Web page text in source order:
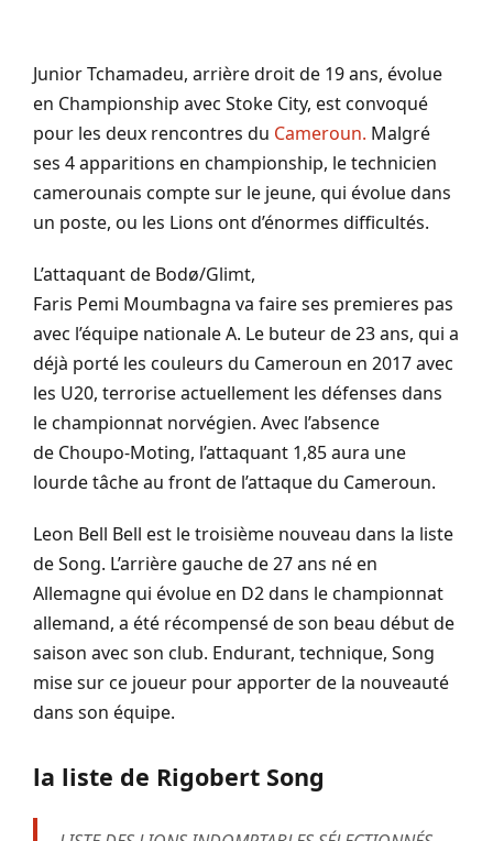
JuniorTchamadeu, arrière droit de 19 ans, évolue
en Championship avec Stoke City, est convoqué
pour les deux rencontres du Cameroun. Malgré
ses 4 apparitions en championship, le technicien
camerounais compte sur le jeune, qui évolue dans
un poste, ou les Lions ont d’énormes difficultés.
L’attaquant de Bodø/Glimt,
Faris Pemi Moumbagna va faire ses premieres pas
avec l’équipe nationale A. Le buteur de 23 ans, qui a
déjà porté les couleurs du Cameroun en 2017 avec
les U20, terrorise actuellement les défenses dans
le championnat norvégien. Avec l’absence
de Choupo-Moting, l’attaquant 1,85 aura une
lourde tâche au front de l’attaque du Cameroun.
Leon Bell Bell est le troisième nouveau dans la liste
de Song. L’arrière gauche de 27 ans né en
Allemagne qui évolue en D2dans le championnat
allemand, a été récompensé de son beau début de
saison avec son club. Endurant, technique, Song
mise sur ce joueur pour apporter de la nouveauté
dans son équipe.
la liste de Rigobert Song